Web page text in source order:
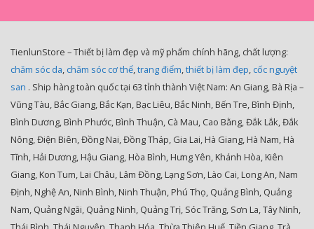
TienlunStore – Thiết bị làm đẹp và mỹ phẩm chính hãng, chất lượng:
chăm sóc da, chăm sóc cơ thể,trang điểm,thiết bị làm đẹp, cốc nguyệt
san . Ship hàng toàn quốc tại 63 tỉnh thành Việt Nam: An Giang, Bà Rịa –
Vũng Tàu, Bắc Giang, Bắc Kạn, Bạc Liêu, Bắc Ninh, Bến Tre, Bình Định,
Bình Dương, Bình Phước, Bình Thuận, Cà Mau, Cao Bằng, Đắk Lắk, Đắk
Nông, Điện Biên, Đồng Nai, Đồng Tháp, Gia Lai, Hà Giang, Hà Nam, Hà
Tĩnh, Hải Dương, Hậu Giang, Hòa Bình, Hưng Yên, Khánh Hòa, Kiên
Giang, Kon Tum, Lai Châu, Lâm Đồng, Lạng Sơn, Lào Cai, Long An, Nam
Định, Nghệ An, Ninh Bình, Ninh Thuận, Phú Thọ, Quảng Bình, Quảng
Nam, Quảng Ngãi, Quảng Ninh, Quảng Trị, Sóc Trăng, Sơn La, Tây Ninh,